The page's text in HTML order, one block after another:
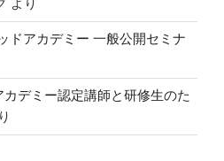
より
ドアカデミー 一般公開セミナ
デミー認定講師と研修生のた